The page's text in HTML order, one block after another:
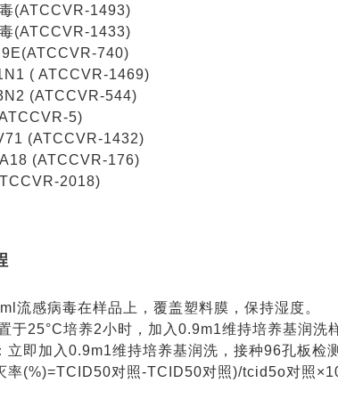
(ATCCVR-1493)
(ATCCVR-1433)
740)
( ATCCVR-1469)
(ATCCVR-544)
5)
(ATCCVR-1432)
(ATCCVR-176)
2018)
流感病毒在样品上，覆盖塑料膜，保持湿度。
于25°C培养2小时，加入0.9m1维持培养基润洗
立即加入0.9m1维持培养基润洗，接种96孔板检
率(%)=TCID50对照-TCID50对照)/tcid5o对照